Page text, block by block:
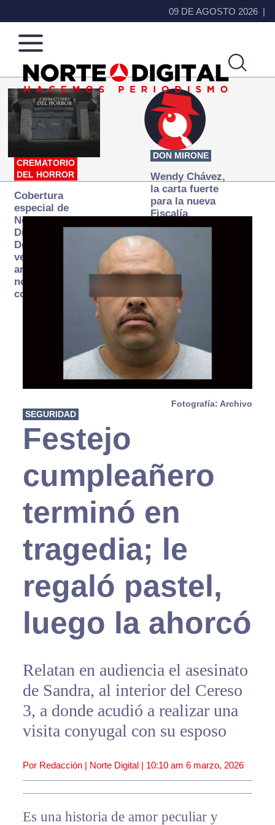
09 DE AGOSTO 2026
Norte
de
Ciudad
Más
que
noticias,
hacemos periodismo
CREMATORIO
DEL HORROR
Cobertura
especial de
Norte
Digital:
Donde la
verdad
arde… pero
no se
consume
DON MIRONE
Wendy Chávez,
la carta fuerte
para la nueva
Fiscalía
autónoma
Fotografía: Archivo
SEGURIDAD
Festejo
cumpleañero
terminó en
tragedia; le
regaló pastel,
luego la ahorcó
Relatan en audiencia el asesinato
de Sandra, al interior del Cereso
3, a donde acudió a realizar una
visita conyugal con su esposo
Por Redacción | Norte Digital | 10:10 am 6 marzo, 2026
Es una historia de amor peculiar y